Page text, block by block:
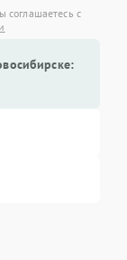
соглашаетесь с